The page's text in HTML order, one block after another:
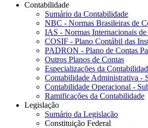
Contabilidade
Sumário da Contabilidade
NBC - Normas Brasileiras de
IAS - Normas Internacionais
COSIF - Plano Contábil das
PADRON - Plano de Contas
Outros Planos de Contas
Especializações da
Contabilidade Administrativa -
Contabilidade Operacional -
Ramificações da Contabilidade
Legislação
Sumário da Legislação
Constituição Federal